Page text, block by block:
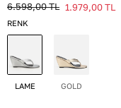
6.598,00TL 1.979,00TL
RENK
LAME GOLD